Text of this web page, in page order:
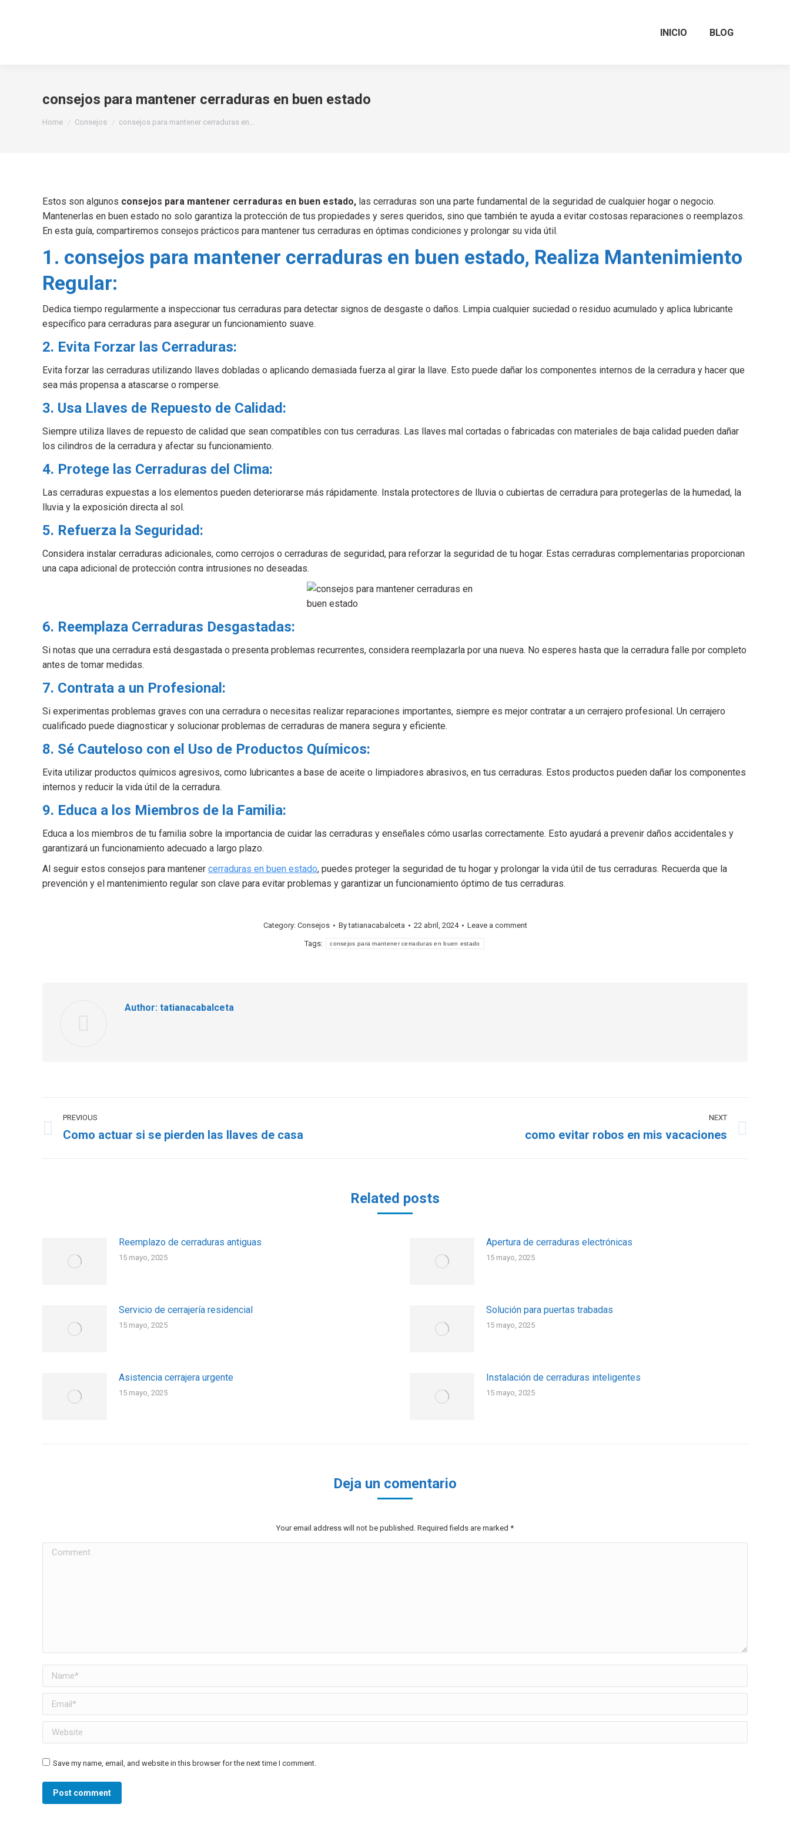
INICIO BLOG
consejos para mantener cerraduras en buen estado
Home Consejos consejos para mantener cerraduras en…
Estos son algunos consejos para mantener cerraduras en buen estado, las cerraduras son una parte fundamental de la seguridad de cualquier hogar o negocio.
Mantenerlas en buen estado no solo garantiza la protección de tus propiedades y seres queridos, sino que también te ayuda a evitar costosas reparaciones o reemplazos.
En esta guía, compartiremos consejos prácticos para mantener tus cerraduras en óptimas condiciones y prolongar su vida útil.
1. consejos para mantener cerraduras en buen estado, Realiza Mantenimiento
Regular:
Dedica tiempo regularmente a inspeccionar tus cerraduras para detectar signos de desgaste o daños. Limpia cualquier suciedad o residuo acumulado y aplica lubricante
específico para cerraduras para asegurar un funcionamiento suave.
2. Evita Forzar las Cerraduras:
Evita forzar las cerraduras utilizando llaves dobladas o aplicando demasiada fuerza al girar la llave. Esto puede dañar los componentes internos de la cerradura y hacer que
sea más propensa a atascarse o romperse.
3. Usa Llaves de Repuesto de Calidad:
Siempre utiliza llaves de repuesto de calidad que sean compatibles con tus cerraduras. Las llaves mal cortadas o fabricadas con materiales de baja calidad pueden dañar
los cilindros de la cerradura y afectar su funcionamiento.
4. Protege las Cerraduras del Clima:
Las cerraduras expuestas a los elementos pueden deteriorarse más rápidamente. Instala protectores de lluvia o cubiertas de cerradura para protegerlas de la humedad, la
lluvia y la exposición directa al sol.
5. Refuerza la Seguridad:
Considera instalar cerraduras adicionales, como cerrojos o cerraduras de seguridad, para reforzar la seguridad de tu hogar. Estas cerraduras complementarias proporcionan
una capa adicional de protección contra intrusiones no deseadas.
6. Reemplaza Cerraduras Desgastadas:
Si notas que una cerradura está desgastada o presenta problemas recurrentes, considera reemplazarla por una nueva. No esperes hasta que la cerradura falle por completo
antes de tomar medidas.
7. Contrata a un Profesional:
Si experimentas problemas graves con una cerradura o necesitas realizar reparaciones importantes, siempre es mejor contratar a un cerrajero profesional. Un cerrajero
cualificado puede diagnosticar y solucionar problemas de cerraduras de manera segura y eficiente.
8. Sé Cauteloso con el Uso de Productos Químicos:
Evita utilizar productos químicos agresivos, como lubricantes a base de aceite o limpiadores abrasivos, en tus cerraduras. Estos productos pueden dañar los componentes
internos y reducir la vida útil de la cerradura.
9. Educa a los Miembros de la Familia:
Educa a los miembros de tu familia sobre la importancia de cuidar las cerraduras y enseñales cómo usarlas correctamente. Esto ayudará a prevenir daños accidentales y
garantizará un funcionamiento adecuado a largo plazo.
Al seguir estos consejos para mantener cerraduras en buen estado, puedes proteger la seguridad de tu hogar y prolongar la vida útil de tus cerraduras. Recuerda que la
prevención y el mantenimiento regular son clave para evitar problemas y garantizar un funcionamiento óptimo de tus cerraduras.
Category: Consejos Bytatianacabalceta 22 abril, 2024 Leave a comment
Tags: consejos para mantener cerraduras en buen estado
Author: tatianacabalceta
PREVIOUS
Como actuar si se pierden las llaves de casa
NEXT
como evitar robos en mis vacaciones
Related posts
Reemplazo de cerraduras antiguas
15 mayo, 2025
Apertura de cerraduras electrónicas
15 mayo, 2025
Servicio de cerrajería residencial
15 mayo, 2025
Solución para puertas trabadas
15 mayo, 2025
Asistencia cerrajera urgente
15 mayo, 2025
Instalación de cerraduras inteligentes
15 mayo, 2025
Deja un comentario
Your email address will not be published. Required fields are marked *
Comment
Name *
Email *
Website
Save my name, email, and website in this browser for the next time I comment.
Post comment